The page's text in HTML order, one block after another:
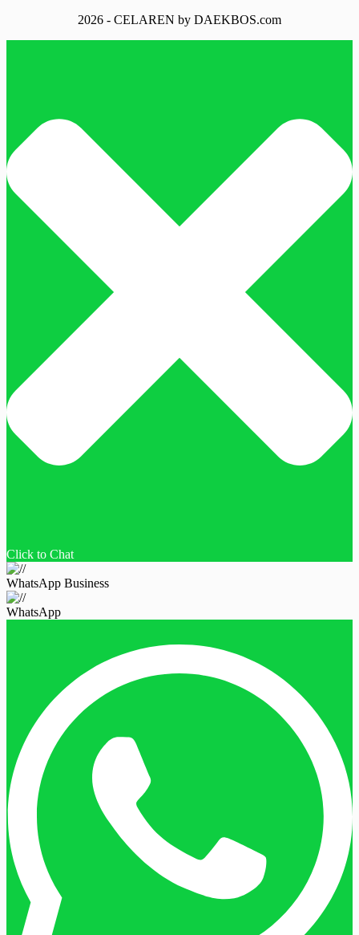
2026 - CELAREN by DAEKBOS.com
Click to Chat
WhatsApp Business
WhatsApp